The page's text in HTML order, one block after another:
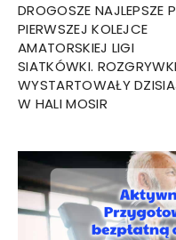
DROGOSZE NAJLEPSZE
PIERWSZEJ KOLEJCE
AMATORSKIEJ LIGI
SIATKÓWKI. ROZGRYWKI
WYSTARTOWAŁY
W HALI MOSIR